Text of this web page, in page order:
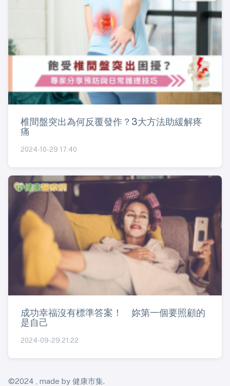
椎間盤突出為何反覆發作？3大方法助緩解疼
痛
2024-10-29 17:40
成功幸福沒有標準答案！ 妳第一個要照顧的
是自己
2024-09-29 21:22
©2024 , made by 健康市集.